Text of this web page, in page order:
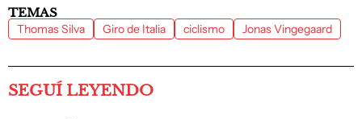
TEMAS
Thomas Silva Giro de Italia ciclismo Jonas Vingegaard
SEGUÍ LEYENDO